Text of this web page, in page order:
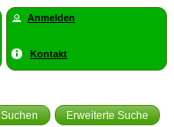
Anmelden
Kontakt
Suchen Erweiterte Suche